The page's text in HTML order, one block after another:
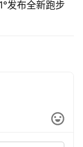
发布全新跑步